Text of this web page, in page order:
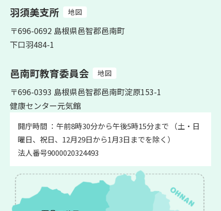
羽須美支所 地図
〒696-0692 島根県邑智郡邑南町
下口羽484-1
邑南町教育委員会 地図
〒696-0393 島根県邑智郡邑南町淀原153-1
健康センター元気館
開庁時間 ：午前8時30分から午後5時15分まで （土・日
曜日、祝日、12月29日から1月3日までを除く）
法人番号9000020324493